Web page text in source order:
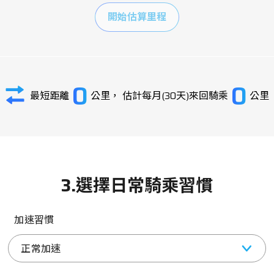
開始估算里程
最短距離 0 公里， 估計每月(30天)來回騎乘 0 公里
3.選擇日常騎乘習慣
加速習慣